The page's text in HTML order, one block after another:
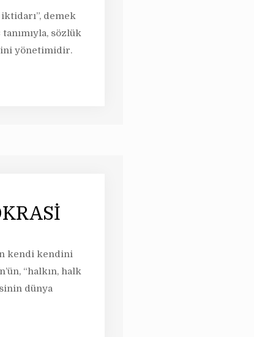
demek
sözlük
yönetimidir.
kendi kendini
“halkın, halk
dünya